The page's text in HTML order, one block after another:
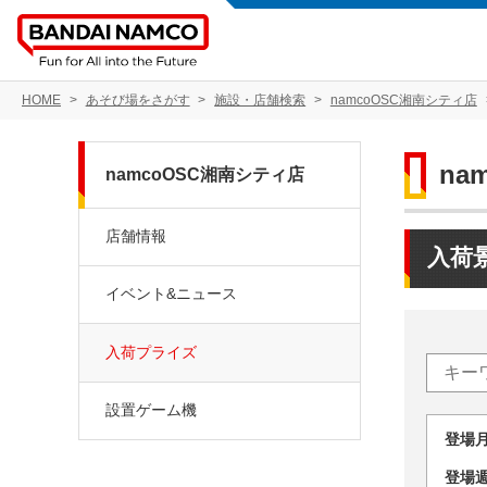
HOME あそび場をさがす 施設・店舗検索 namcoOSC湘南シティ店
入荷
登
登
namcoOSC湘南シティ店
店舗情報
イベント&ニュース
入荷プライズ
設置ゲーム機